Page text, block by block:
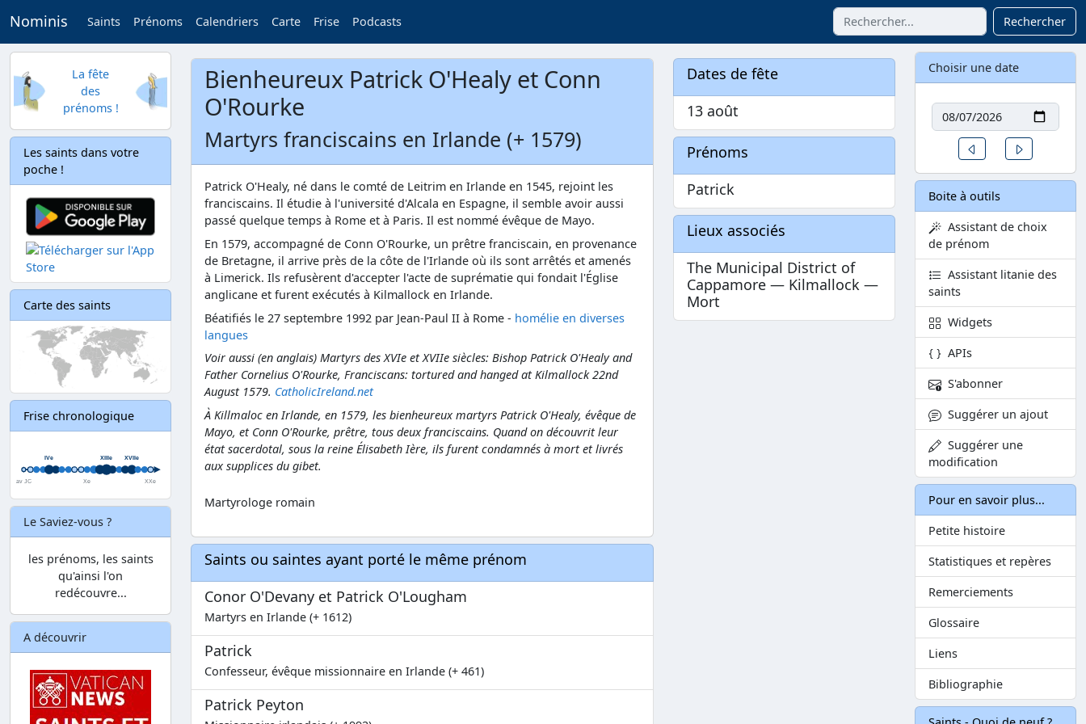
Nominis Saints Prénoms Calendriers Carte Frise Podcasts Rechercher
La fête
des
prénoms !
Les saints dans votre
poche !
Carte des saints
Frise chronologique
Le Saviez-vous ?
les prénoms, les saints
qu'ainsi l'on
redécouvre...
A découvrir
Bienheureux Patrick O'Healy et Conn
O'Rourke
Martyrs franciscains en Irlande (+ 1579)
Patrick O'Healy, né dans le comté de Leitrim en Irlande en 1545, rejoint les
franciscains. Il étudie à l'université d'Alcala en Espagne, il semble avoir aussi
passé quelque temps à Rome et à Paris. Il est nommé évêque de Mayo.
En 1579, accompagné de Conn O'Rourke, un prêtre franciscain, en provenance
de Bretagne, il arrive près de la côte de l'Irlande où ils sont arrêtés et amenés
à Limerick. Ils refusèrent d'accepter l'acte de suprématie qui fondait l'Église
anglicane et furent exécutés à Kilmallock en Irlande.
Béatifiés le 27 septembre 1992 par Jean-Paul II à Rome - homélie en diverses
langues
Voir aussi (en anglais) Martyrs des XVIe et XVIIe siècles: Bishop Patrick O'Healy and
Father Cornelius O'Rourke, Franciscans: tortured and hanged at Kilmallock 22nd
August 1579. CatholicIreland.net
À Killmaloc en Irlande, en 1579, les bienheureux martyrs Patrick O'Healy, évêque de
Mayo, et Conn O'Rourke, prêtre, tous deux franciscains. Quand on découvrit leur
état sacerdotal, sous la reine Élisabeth Ière, ils furent condamnés à mort et livrés
aux supplices du gibet.
Martyrologe romain
Saints ou saintes ayant porté le même prénom
Conor O'Devany et Patrick O'Lougham
Martyrs en Irlande (+ 1612)
Patrick
Confesseur, évêque missionnaire en Irlande (+ 461)
Patrick Peyton
Dates de fête
13 août
Prénoms
Patrick
Lieux associés
The Municipal District of
Cappamore — Kilmallock —
Mort
Choisir une date
Date
Un jour avant
Boite à outils
Assistant de choix
de prénom
Assistant litanie des
saints
Widgets
APIs
S'abonner
Suggérer un ajout
Suggérer une
modification
Pour en savoir plus...
Petite histoire
Statistiques et repères
Remerciements
Glossaire
Liens
Bibliographie